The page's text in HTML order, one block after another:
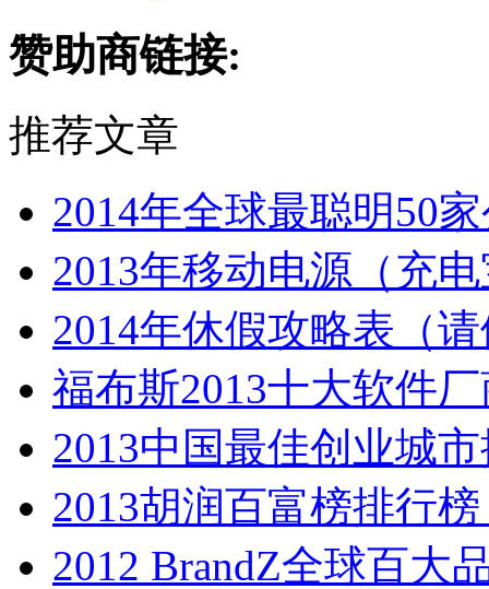
赞助商链接:
推荐文章
2014年全球最聪明50
2013年移动电源（充
2014年休假攻略表（
福布斯2013十大软件
2013中国最佳创业城
2013胡润百富榜排行
2012 BrandZ全球百大